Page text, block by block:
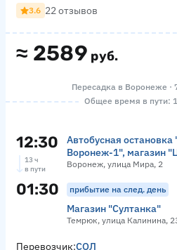
≈ 2589 руб.
3.6 22 отзывов
Пересадка в Воронеже ·
Общее время в пути: 1
12:30
Автобусная
Воронеж-1", магазин
Воронеж, улица Мира, 2
13 ч
в пути
01:30 прибытие на след. день
Магазин "Султанка"
Темрюк, улица Калинина,
Перевозчик:СОЛ